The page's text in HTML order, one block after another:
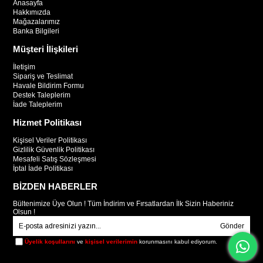
Anasayfa
Hakkımızda
Mağazalarımız
Banka Bilgileri
Müşteri İlişkileri
İletişim
Sipariş ve Teslimat
Havale Bildirim Formu
Destek Taleplerim
İade Taleplerim
Hizmet Politikası
Kişisel Veriler Politikası
Gizlilik Güvenlik Politikası
Mesafeli Satış Sözleşmesi
İptal İade Politikası
BİZDEN HABERLER
Bültenimize Üye Olun ! Tüm İndirim ve Fırsatlardan İlk Sizin Haberiniz
Olsun !
Gönder
Üyelik koşullarını vekişisel verilerimin korunmasını kabul ediyorum.